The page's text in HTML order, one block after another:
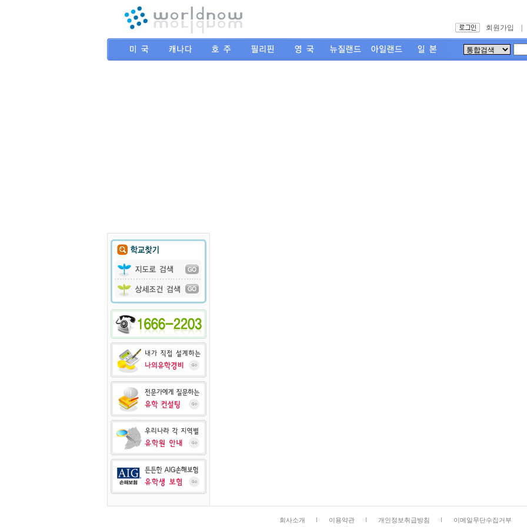
회원가입
회사소개 이용약관 개인정보취급방침 이메일무단수집거부